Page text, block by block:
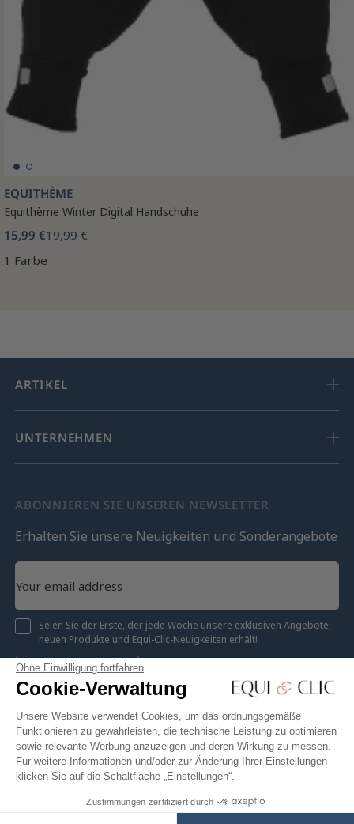
Ohne Einwilligung fortfahren
Cookie-Verwaltung
Unsere Website verwendet Cookies, um das ordnungsgemäße
Funktionieren zu gewährleisten, die technische Leistung zu optimieren
sowie relevante Werbung anzuzeigen und deren Wirkung zu messen.
Für weitere Informationen und/oder zur Änderung Ihrer Einstellungen
klicken Sie auf die Schaltfläche „Einstellungen“.
Zustimmungen zertifiziert durch
In den Warenkorb
EQUITHÈME
Equithème Winter Digital Handschuhe
15,99 €19,99 €
1 Farbe
ARTIKEL
UNTERNEHMEN
ABONNIEREN SIE UNSEREN NEWSLETTER
Erhalten Sie unsere Neuigkeiten und Sonderangebote
Seien Sie der Erste, der jede Woche unsere exklusiven Angebote,
neuen Produkte und Equi-Clic-Neuigkeiten erhält!
Registrieren
Facebook Twitter
YouTube
Pinterest
Instagram